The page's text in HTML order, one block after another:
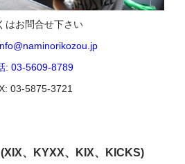
はお問合せ下さい
: 03-5609-8789
03-5875-3721
、KYXX、KIX、KICKS)